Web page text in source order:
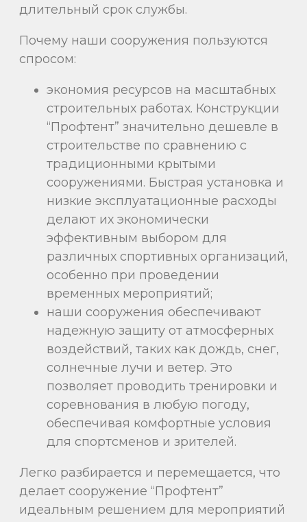
длительный срок службы.
Почему наши сооружения пользуются
спросом:
экономия ресурсов на масштабных
строительных работах. Конструкции
“Профтент” значительно дешевле в
строительстве по сравнению с
традиционными крытыми
сооружениями. Быстрая установка и
низкие эксплуатационные расходы
делают их экономически
эффективным выбором для
различных спортивных организаций,
особенно при проведении
временных мероприятий;
наши сооружения обеспечивают
надежную защиту от атмосферных
воздействий, таких как дождь, снег,
солнечные лучи и ветер. Это
позволяет проводить тренировки и
соревнования в любую погоду,
обеспечивая комфортные условия
для спортсменов и зрителей.
Легко разбирается и перемещается, что
делает сооружение “Профтент”
идеальным решением для мероприятий